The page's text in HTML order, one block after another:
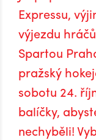
Expressu,
výjezdu
Spartou
pražský
sobotu 24.
balíčky,
nechyběli!